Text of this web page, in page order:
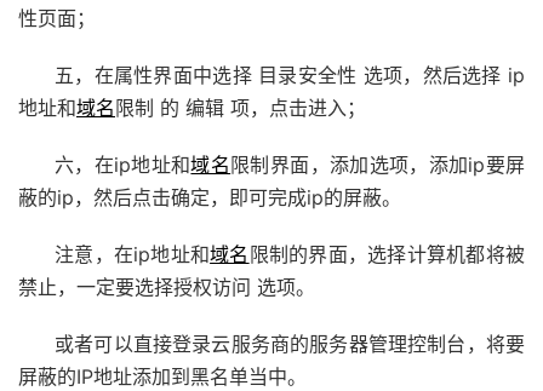
性页面；
五，在属性界面中选择 目录安全性 选项，然后选择 ip
地址和域名 限制 的 编辑 项，点击进入；
六，在ip地址和域名 限制界面，添加选项，添加ip要屏
蔽的ip，然后点击确定，即可完成ip的屏蔽。
注意，在ip地址和域名 限制的界面，选择计算机都将被
禁止，一定要选择授权访问 选项。
或者可以直接登录云服务商的服务器管理控制台，将要
屏蔽的IP地址添加到黑名单当中。